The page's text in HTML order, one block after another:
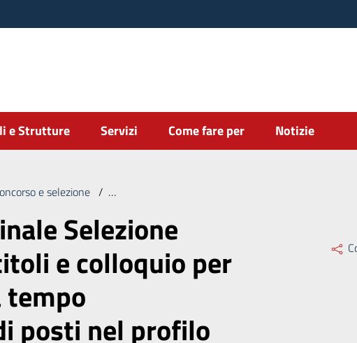
e Strutture Servizi Come fare per Notizie
e selezione / Graduatoria Finale Selezione Pubblica per titoli e
Selezione
e colloquio per
tempo
posti nel profilo